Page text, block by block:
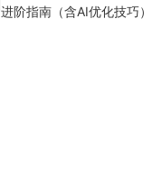
进阶指南（含AI优化技巧）